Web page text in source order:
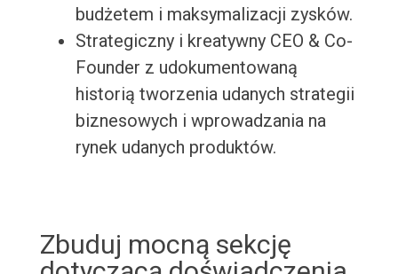
budżetem i maksymalizacji zysków.
Strategiczny i kreatywny CEO & Co-
Founder z udokumentowaną
historią tworzenia udanych strategii
biznesowych i wprowadzania na
rynek udanych produktów.
Zbuduj mocną sekcję